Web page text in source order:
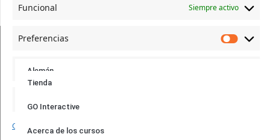
Funcional Siempre activo
Preferencias
Estadísticas
Gestionar los servicios
Alemán
Tienda
GO Interactive
Acerca de los cursos
Síguenos:
Idiomas: